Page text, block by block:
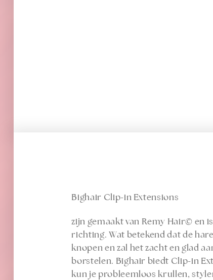
Bighair Clip-in Extensions
zijn gemaakt van Remy Hair© en
richting. Wat betekend dat de
knopen en zal het zacht en glad
borstelen. Bighair biedt Clip-in
kun je probleemloos krullen,